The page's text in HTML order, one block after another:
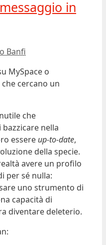
in
Banfi
MySpace o
cercano un
che
nella
essere up-to-date,
della specie.
avere un profilo
per sé nulla:
uno strumento di
capacità di
diventare deleterio.